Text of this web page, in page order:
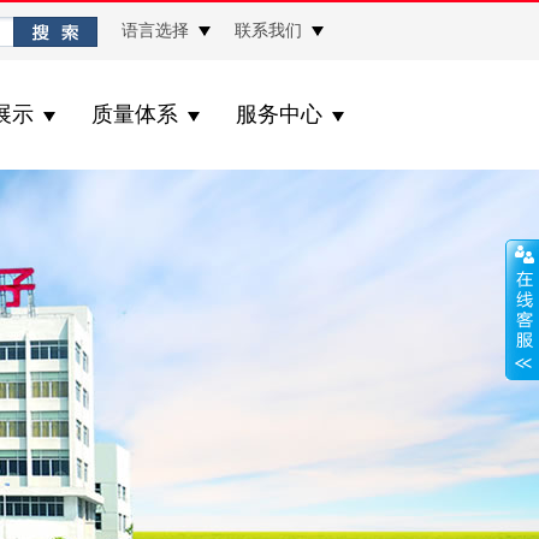
语言选择 联系我们
示 质量体系 服务中心